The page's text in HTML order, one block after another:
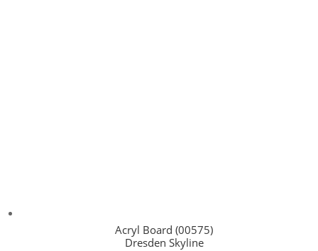
Acryl Board (00575)
Dresden Skyline